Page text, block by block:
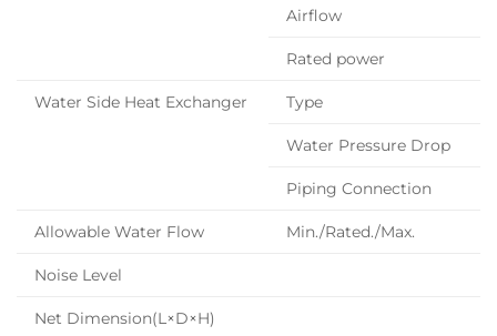
Airflow
Rated power
Water Side Heat Exchanger Type
Water Pressure Drop
Piping Connection
Allowable Water Flow Min./Rated./Max.
Noise Level
Net Dimension(L×D×H)